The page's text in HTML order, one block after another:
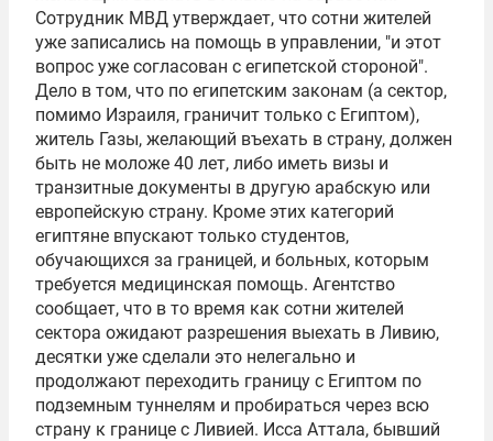
Сотрудник МВД утверждает, что сотни жителей
уже записались на помощь в управлении, "и этот
вопрос уже согласован с египетской стороной".
Дело в том, что по египетским законам (а сектор,
помимо Израиля, граничит только с Египтом),
житель Газы, желающий въехать в страну, должен
быть не моложе 40 лет, либо иметь визы и
транзитные документы в другую арабскую или
европейскую страну. Кроме этих категорий
египтяне впускают только студентов,
обучающихся за границей, и больных, которым
требуется медицинская помощь. Агентство
сообщает, что в то время как сотни жителей
сектора ожидают разрешения выехать в Ливию,
десятки уже сделали это нелегально и
продолжают переходить границу с Египтом по
подземным туннелям и пробираться через всю
страну к границе с Ливией. Исса Аттала, бывший